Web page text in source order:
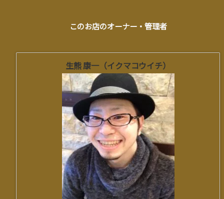
このお店のオーナー・管理者
生熊 康一（イクマコウイチ）